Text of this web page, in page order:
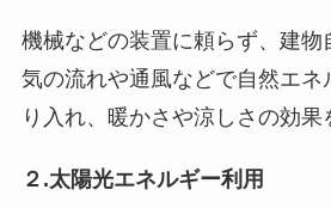
機械などの装置に頼らず、建物
気の流れや通風などで自然エネ
り入れ、暖かさや涼しさの効果
２.太陽光エネルギー利用